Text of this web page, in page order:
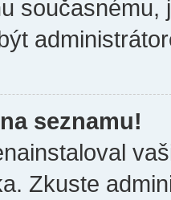
seznamu!
Zkuste